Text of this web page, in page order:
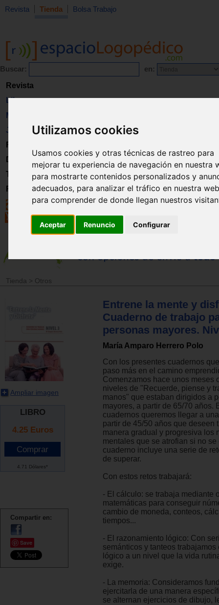
Utilizamos cookies
Usamos cookies y otras técnicas de rastreo para
mejorar tu experiencia de navegación en nuestra
para mostrarte contenidos personalizados y
adecuados, para analizar el tráfico en nuestra
para comprender de donde llegan nuestros
Aceptar Renuncio Configurar
Revista Tienda Bolsa Trabajo
Buscar: en:
Revista
Libros
Material
Juguetes
Formación
Directorio
Trabajo
Registro
Tienda > Otros
Ampliar imagen
LIBRO
4.25 Euros
4.71 Dólares*
Compartir en:
Save
Entrene la mente y
Cuaderno de trabajo
personas mayores.
María Amparo Herrero Polo
Con los presentes cuadernos
paso más en el camino
Comenzamos hace unos meses
niveles de "Recuerde, piense y
manos" que estaban dirigidos a
mayores, a partir de 65/70 años.
cuadernos queremos llegar a
partir de 45/50 años que deseen
manera gradual y progresiva los
mentales que se atrofian si no
cuaderno incluye una serie de
de superar.
Con estos retos trabajará:
- El cálculo: se trabaja mediante
matemáticas para conseguir
cambio de moneda, conteos,
tiempos...
- El razonamiento lógico: Con
semánticos y tanteos
lógico a un nivel que la vida
exige.
- La memoria: Consideramos
ejercitarla de una manera
se alternan ejercicios de dibujo,